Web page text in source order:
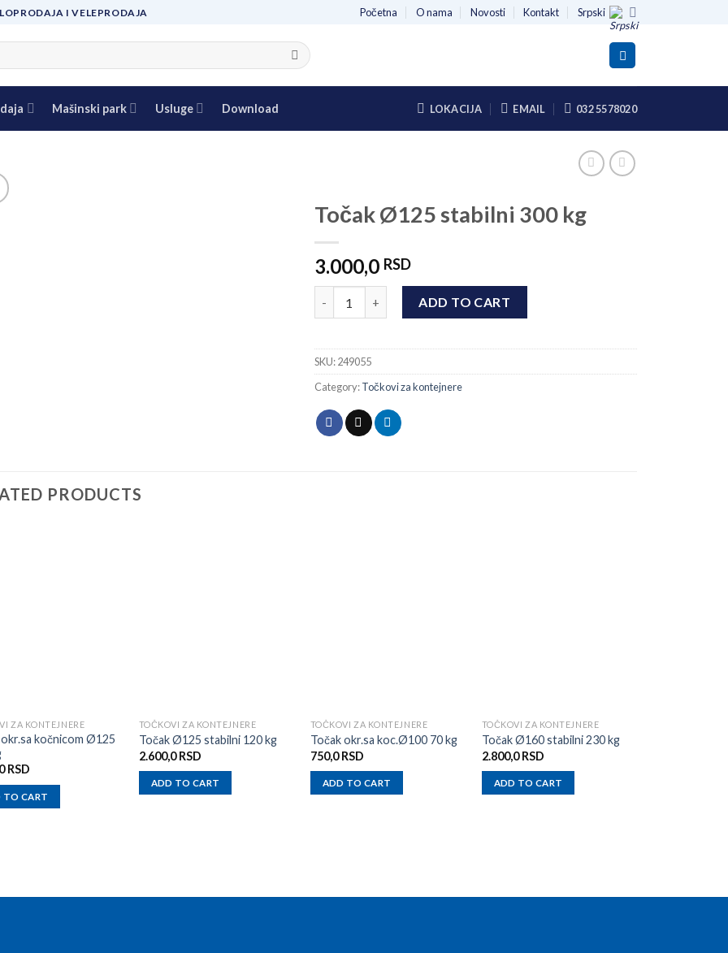
I VELEPRODAJA Početna O nama Novosti Kontakt Srpski
Mašinski park Usluge Download LOKACIJA EMAIL 032 5578020
Točak Ø125 stabilni 300 kg
3.000,0 RSD
ADD TO CART
SKU:249055
Category:Točkovi za kontejnere
PRODUCTS
ZA KONTEJNERE
kočnicom Ø125
RSD
TO CART
TOČKOVI ZA KONTEJNERE
Točak Ø125 stabilni 120 kg
2.600,0RSD
ADD TO CART
TOČKOVI ZA KONTEJNERE
Točak okr.sa koc.Ø100 70 kg
750,0RSD
ADD TO CART
TOČKOVI ZA KONTEJNERE
Točak Ø160 stabilni 230 kg
2.800,0RSD
ADD TO CART